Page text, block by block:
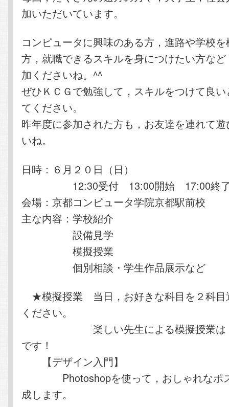
動
加いただいています。
コンピュータに興味のある方，進路や学校
方，就職できるスキルを身につけたい方な
加くださいね。^^
ぜひＫＣＧで勉強して，スキルをつけて良
てください。
昨年度に参加された方も，お友達を連れて
いね。
日時：６月２０日（日）
12:30受付 13:00開始 17:00終了
会場：京都コンピュータ学院京都駅前校
主な内容：学校紹介
設備見学
模擬授業
個別相談・学生作品展示など
★模擬授業 当日，お好きな科目を２科目
ください。
楽しい先生による模擬授業は，
です！
【デザイン入門】
Photoshopを使って，おしゃれなポ
成します。